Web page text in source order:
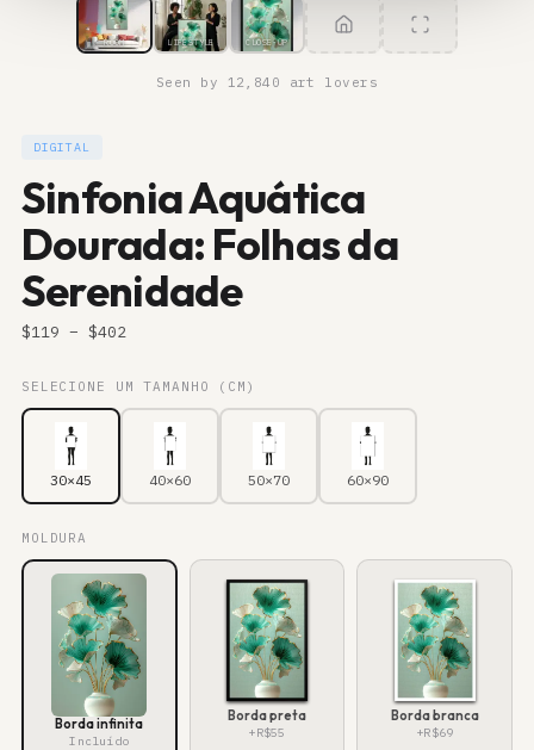
ROOM LIFESTYLE CLOSE-UP
Seen by 12,840 art lovers
DIGITAL
Sinfonia Aquática
Dourada: Folhas da
Serenidade
$119 – $402
SELECIONE UM TAMANHO (CM)
30×45 40×60 50×70 60×90
MOLDURA
Borda infinita
Incluído
Borda preta
+R$55
Borda branca
+R$69